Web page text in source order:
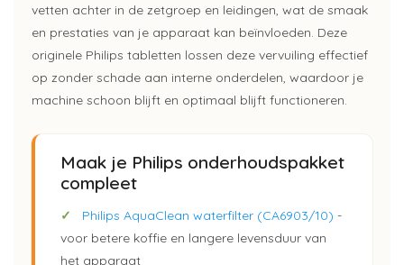
vetten achter in de zetgroep en leidingen, wat de smaak
en prestaties van je apparaat kan beïnvloeden. Deze
originele Philips tabletten lossen deze vervuiling effectief
op zonder schade aan interne onderdelen, waardoor je
machine schoon blijft en optimaal blijft functioneren.
Maak je Philips onderhoudspakket
compleet
✓ Philips AquaClean waterfilter (CA6903/10) -
voor betere koffie en langere levensduur van
het apparaat